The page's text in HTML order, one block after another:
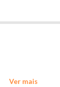
Ver mais